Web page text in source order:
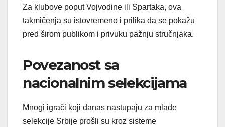
Za klubove poput Vojvodine ili Spartaka, ova
takmičenja su istovremeno i prilika da se pokažu
pred širom publikom i privuku pažnju stručnjaka.
Povezanost sa
nacionalnim selekcijama
Mnogi igrači koji danas nastupaju za mlađe
selekcije Srbije prošli su kroz sisteme